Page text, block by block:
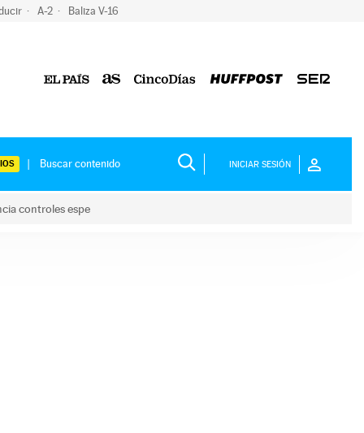
A-2 Baliza V-16
INICIAR SESIÓN
controles espe